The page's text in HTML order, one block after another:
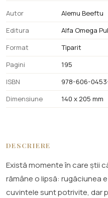
Autor
Alemu Beeftu
Editura
Alfa Omega
Format
Tiparit
Pagini
195
ISBN
978-606-
Dimensiune
140 x 205 mm
DESCRIERE
Există momente în care știi
rămâne o lipsă: rugăciunea
cuvintele sunt potrivite, dar